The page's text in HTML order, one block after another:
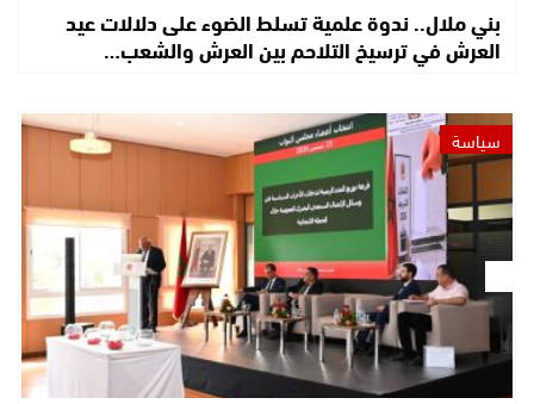
بني ملال.. ندوة علمية تسلط الضوء على دلالات عيد
العرش في ترسيخ التلاحم بين العرش والشعب…
سياسة